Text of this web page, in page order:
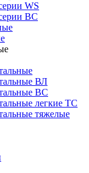
WS
ВС
ВЛ
ВС
легкие ТС
тяжелые